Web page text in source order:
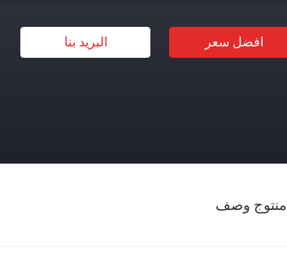
افضل سعر البريد بنا
منتوج وصف